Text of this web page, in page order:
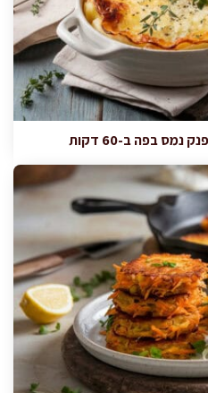
בפה ב-60 דקות